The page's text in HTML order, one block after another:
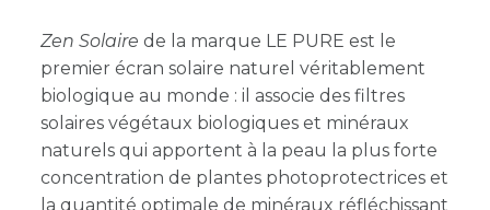
Zen Solaire de la marque LE PURE est le
premier écran solaire naturel véritablement
biologique au monde : il associe des filtres
solaires végétaux biologiques et minéraux
naturels qui apportent à la peau la plus forte
concentration de plantes photoprotectrices et
la quantité optimale de minéraux réfléchissant